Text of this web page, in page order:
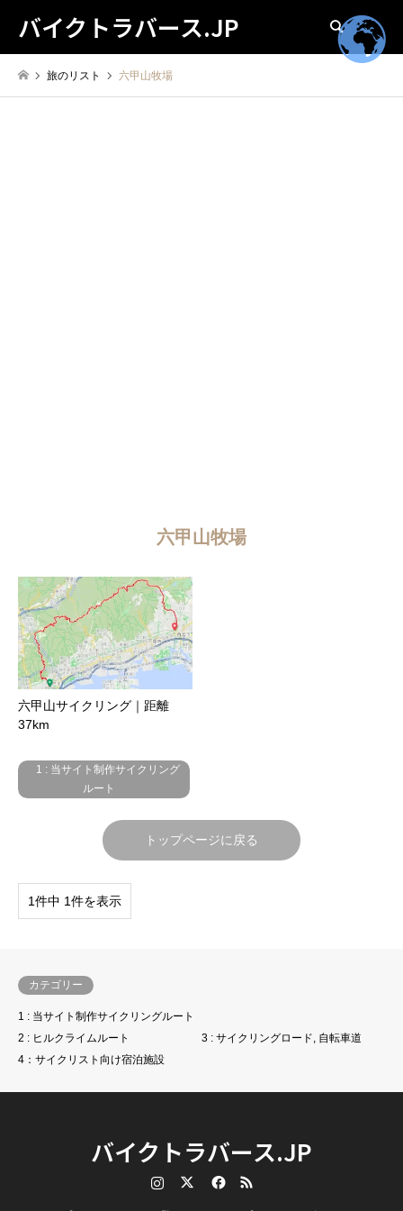
バイクトラバース.JP 検索
旅のリスト 六甲山牧場
六甲山牧場
六甲山サイクリング｜距離
37km
1 : 当サイト制作サイクリング
ルート
トップページに戻る
1件中 1件を表示
カテゴリー
1 : 当サイト制作サイクリングルート
2 : ヒルクライムルート
3 : サイクリングロード, 自転車道
4：サイクリスト向け宿泊施設
バイクトラバース.JP
RSS